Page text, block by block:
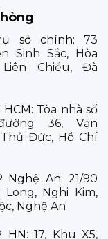
sở chính: 73
Sinh Sắc, Hòa
Liên Chiểu, Đà
HCM: Tòa nhà số
36, Vạn
Đức, Hồ Chí
Nghệ An: 21/90
Long, Nghi Kim,
Nghệ An
HN:17, Khu X5,